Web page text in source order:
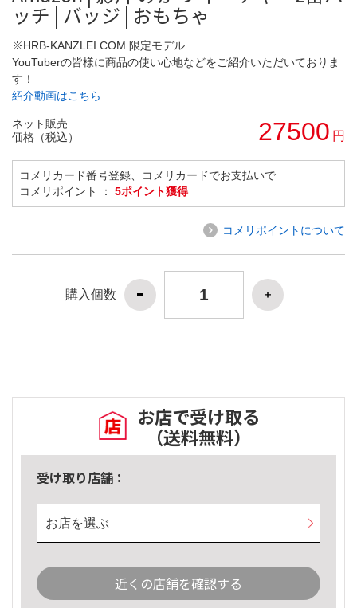
ッチ | バッジ | おもちゃ
※HRB-KANZLEI.COM 限定モデル
YouTuberの皆様に商品の使い心地などをご紹介いただいておりま
す！
紹介動画はこちら
ネット販売
価格（税込）
27500 円
コメリカード番号登録、コメリカードでお支払いで
コメリポイント ： 5ポイント獲得
コメリポイントについて
購入個数
お店で受け取る
（送料無料）
受け取り店舗：
お店を選ぶ
近くの店舗を確認する